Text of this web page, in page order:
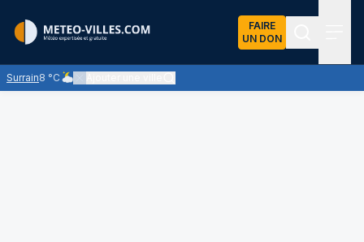
FAIRE
UN DON
Surrain8 °C
Ciel nuageux - les éclaircies et les nuages se partagent le ciel